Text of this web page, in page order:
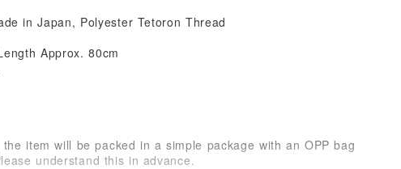
in Japan, Polyester Tetoron Thread
Approx. 80cm
item will be packed in a simple package with an OPP bag
understand this in advance.